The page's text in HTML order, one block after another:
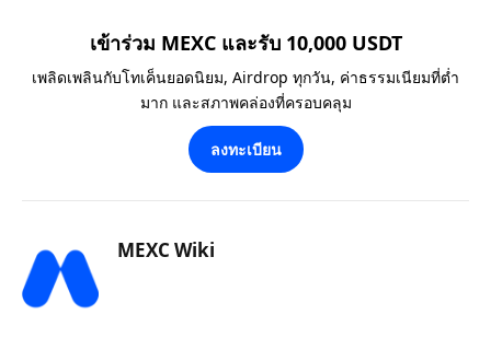
เข้าร่วม MEXC และรับ 10,000 USDT
เพลิดเพลินกับโทเค็นยอดนิยม, Airdrop ทุกวัน, ค่าธรรมเนียมที่ต่ำ
มาก และสภาพคล่องที่ครอบคลุม
ลงทะเบียน
MEXC Wiki